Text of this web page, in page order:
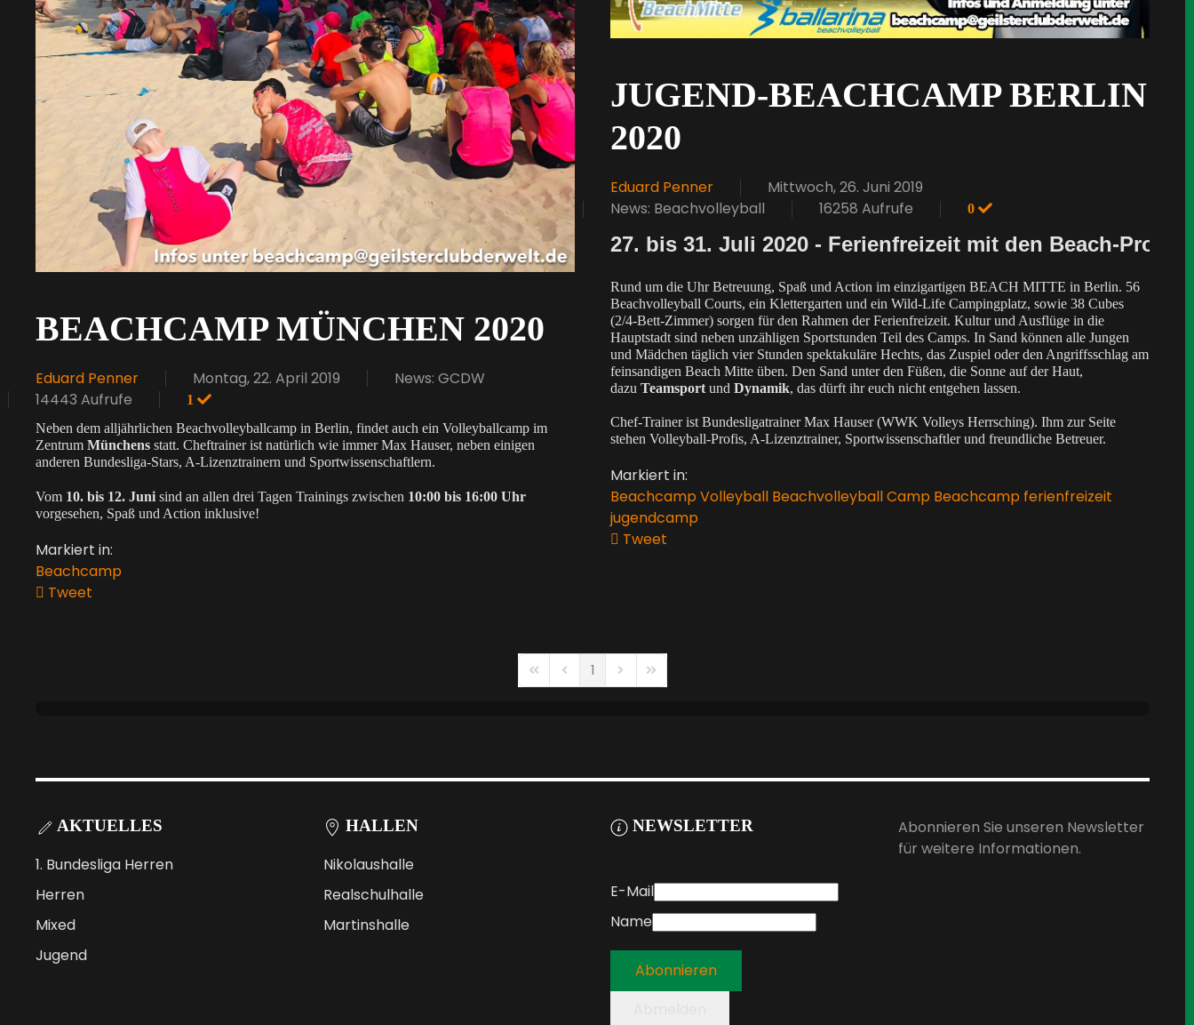
BEACHCAMP MÜNCHEN 2020
Eduard Penner Montag, 22. April 2019
News: GCDW
14443 Aufrufe
1
Neben dem alljährlichen Beachvolleyballcamp in Berlin, findet auch ein Volleyballcamp im
Zentrum Münchens statt. Cheftrainer ist natürlich wie immer Max Hauser, neben einigen
anderen Bundesliga-Stars, A-Lizenztrainern und Sportwissenschaftlern.
Vom 10. bis 12. Juni sind an allen drei Tagen Trainings zwischen 10:00 bis 16:00 Uhr
vorgesehen, Spaß und Action inklusive!
Markiert in:
Beachcamp
Tweet
JUGEND-BEACHCAMP BERLIN
2020
Eduard Penner
Mittwoch, 26. Juni 2019
News: Beachvolleyball
16258 Aufrufe 0
27. bis 31. Juli 2020 - Ferienfreizeit mit den Beach-Profis!
Rund um die Uhr Betreuung, Spaß und Action im einzigartigen BEACH MITTE in Berlin. 56
Beachvolleyball Courts, ein Klettergarten und ein Wild-Life Campingplatz, sowie 38 Cubes
(2/4-Bett-Zimmer) sorgen für den Rahmen der Ferienfreizeit. Kultur und Ausflüge in die
Hauptstadt sind neben unzähligen Sportstunden Teil des Camps. In Sand können alle Jungen
und Mädchen täglich vier Stunden spektakuläre Hechts, das Zuspiel oder den Angriffsschlag am
feinsandigen Beach Mitte üben. Den Sand unter den Füßen, die Sonne auf der Haut,
dazu Teamsportund Dynamik, das dürft ihr euch nicht entgehen lassen.
Chef-Trainer ist Bundesligatrainer Max Hauser (WWK Volleys Herrsching). Ihm zur Seite
stehen Volleyball-Profis, A-Lizenztrainer, Sportwissenschaftler und freundliche Betreuer.
Markiert in:
Beachcamp Volleyball Beachvolleyball Camp Beachcamp ferienfreizeit
jugendcamp
Tweet
First PagePrevious Page
1 Next PageLast Page
AKTUELLES
1. Bundesliga Herren
Herren
Mixed
Jugend
HALLEN
Nikolaushalle
Realschulhalle
Martinshalle
NEWSLETTER
E-Mail
Name
Abonnieren
Abonnieren Sie unseren Newsletter
für weitere Informationen.